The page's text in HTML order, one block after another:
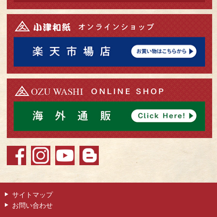
サイトマップ
お問い合わせ